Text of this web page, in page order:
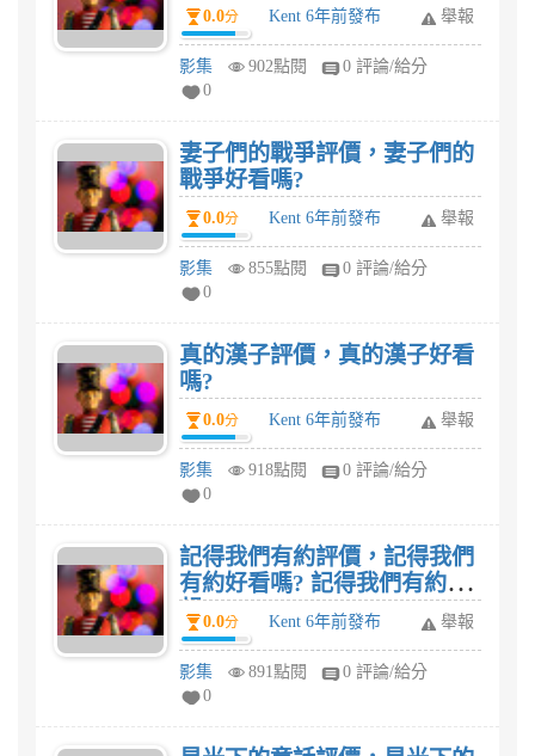
0.0分 Kent 6年前發布 舉報
影集 902點閱
0 評論/給分
0
妻子們的戰爭評價，妻子們的
戰爭好看嗎?
0.0分 Kent 6年前發布 舉報
影集 855點閱
0 評論/給分
0
真的漢子評價，真的漢子好看
嗎?
0.0分 Kent 6年前發布 舉報
影集 918點閱
0 評論/給分
0
記得我們有約評價，記得我們
有約好看嗎? 記得我們有約感
想?0.0分 Kent 6年前發布 舉報
影集 891點閱
0 評論/給分
0